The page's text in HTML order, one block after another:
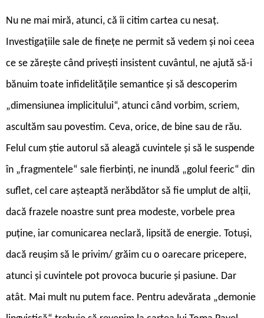
Nu ne mai miră, atunci, că îi citim cartea cu nesaț.
Investigațiile sale de finețe ne permit să vedem și noi ceea
ce se zărește când privești insistent cuvântul, ne ajută să-i
bănuim toate infidelitățile semantice și să descoperim
„dimensiunea implicitului“, atunci când vorbim, scriem,
ascultăm sau povestim. Ceva, orice, de bine sau de rău.
Felul cum știe autorul să aleagă cuvintele și să le suspende
în „fragmentele“ sale fierbinți, ne inundă „golul feeric“ din
suflet, cel care așteaptă nerăbdător să fie umplut de alții,
dacă frazele noastre sunt prea modeste, vorbele prea
puține, iar comunicarea neclară, lipsită de energie. Totuși,
dacă reușim să le privim/ grăim cu o oarecare pricepere,
atunci și cuvintele pot provoca bucurie și pasiune. Dar
atât. Mai mult nu putem face. Pentru adevărata „demonie